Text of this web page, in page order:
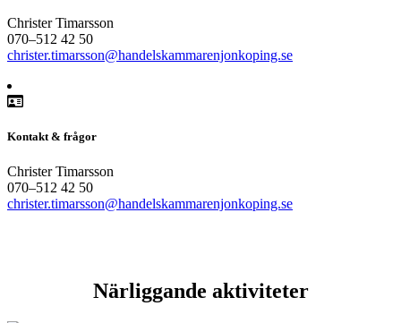
Christer Timarsson
070–512 42 50
christer.timarsson@handelskammarenjonkoping.se
Kontakt & frågor
Christer Timarsson
070–512 42 50
christer.timarsson@handelskammarenjonkoping.se
Närliggande aktiviteter